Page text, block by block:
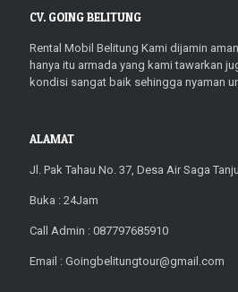
CV. GOING BELITUNG
Rental Mobil Belitung Kami dijamin
hanya itu armada yang kami tawarkan
kondisi sangat baik sehingga nyaman
ALAMAT
Jl. Pak Tahau No. 37, Desa Air Saga
Buka : 24Jam
Call Admin : 087797685910
Email : Goingbelitungtour@gmail.com